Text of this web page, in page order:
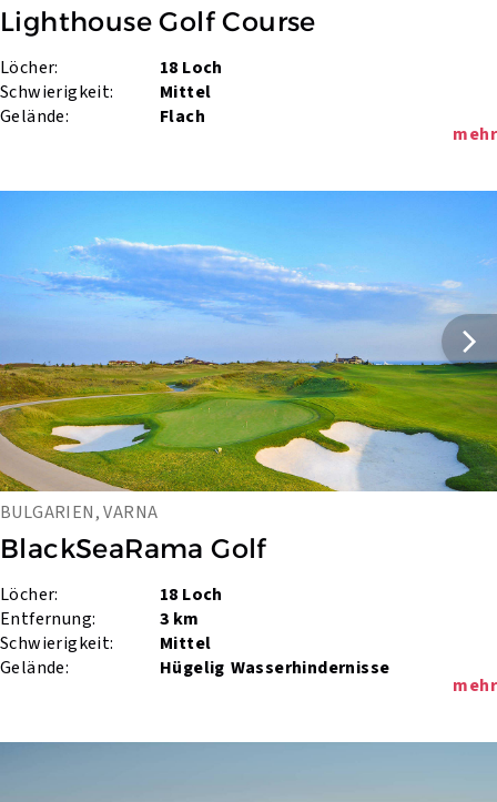
Lighthouse Golf Course
Löcher:
18 Loch
Schwierigkeit:
Mittel
Gelände:
Flach
mehr
BULGARIEN, VARNA
BlackSeaRama Golf
Löcher:
18 Loch
Entfernung:
3 km
Schwierigkeit:
Mittel
Gelände:
Hügelig Wasserhindernisse
mehr